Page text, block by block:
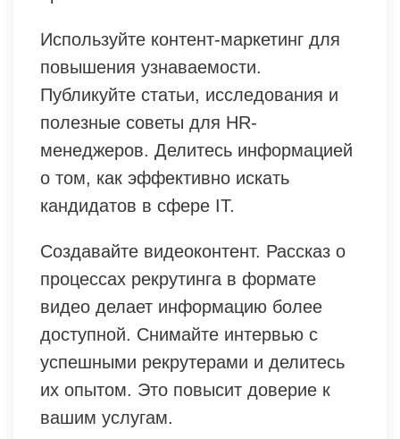
Используйте контент-маркетинг для
повышения узнаваемости.
Публикуйте статьи, исследования и
полезные советы для HR-
менеджеров. Делитесь информацией
о том, как эффективно искать
кандидатов в сфере IT.
Создавайте видеоконтент. Рассказ о
процессах рекрутинга в формате
видео делает информацию более
доступной. Снимайте интервью с
успешными рекрутерами и делитесь
их опытом. Это повысит доверие к
вашим услугам.